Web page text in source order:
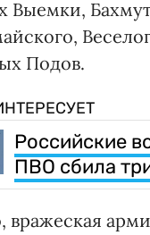
Выемки,
Подов.
Российские
ПВО сбила
вражеская